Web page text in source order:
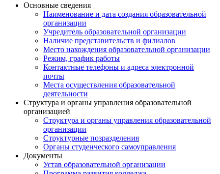
Основные сведения
Наименование и дата создания образовательной
организации
Учредитель образовательной организации
Наличие представительств и филиалов
Место нахождения образовательной организации
Режим, график работы
Контактные телефоны и адреса электронной
почты
Места осуществления образовательной
деятельности
Структура и органы управления образовательной
организацией
Структура и органы управления образовательной
организации
Структурные позразделения
Органы студенческого самоуправления
Документы
Устав образовательной организации